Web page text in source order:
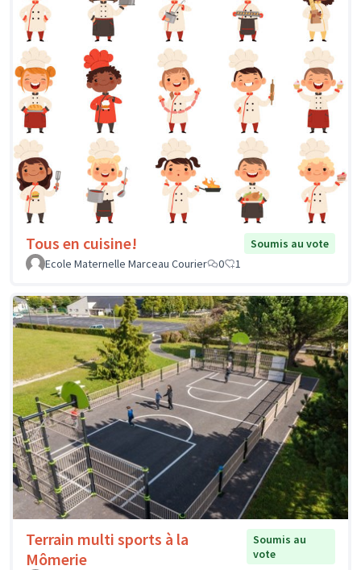
Tous en cuisine!
Soumis au vote
Ecole Maternelle Marceau Courier
0 1
Terrain multi sports à la
Mômerie
Soumis au
vote